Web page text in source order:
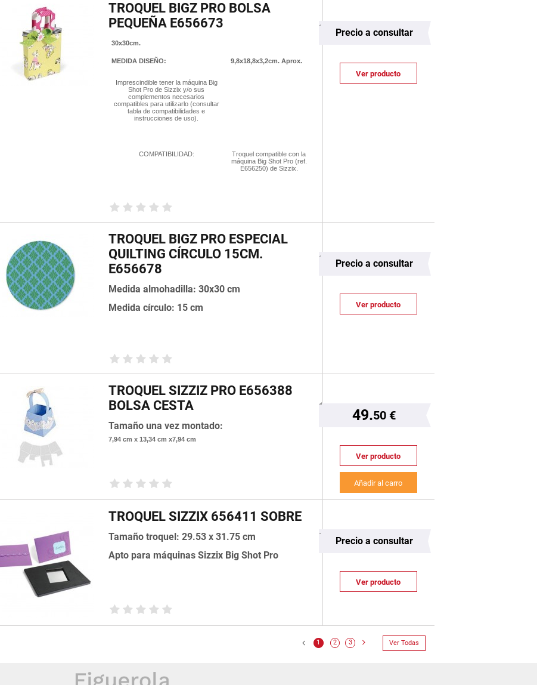
TROQUEL BIGZ PRO BOLSA
PEQUEÑA E656673
30x30cm.
MEDIDA DISEÑO: 9,8x18,8x3,2cm. Aprox.
Imprescindible tener la máquina Big
Shot Pro de Sizzix y/o sus
complementos necesarios
compatibles para utilizarlo (consultar
tabla de compatibilidades e
instrucciones de uso).
COMPATIBILIDAD:
Troquel compatible con la
máquina Big Shot Pro (ref.
E656250) de Sizzix.
Precio a consultar
Ver producto
TROQUEL BIGZ PRO ESPECIAL
QUILTING CÍRCULO 15CM.
E656678
Medida almohadilla: 30x30 cm
Medida círculo: 15 cm
Precio a consultar
Ver producto
TROQUEL SIZZIZ PRO E656388
BOLSA CESTA
Tamaño una vez montado:
7,94 cm x 13,34 cm x7,94 cm
49.50 €
Ver producto
Añadir al carro
TROQUEL SIZZIX 656411 SOBRE
Tamaño troquel: 29.53 x 31.75 cm
Apto para máquinas Sizzix Big Shot Pro
Precio a consultar
Ver producto
1 2 3 Ver Todas